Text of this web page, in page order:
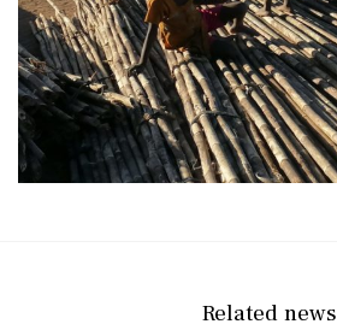
Related news